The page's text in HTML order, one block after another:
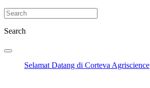
Search
Selamat Datang di Corteva Agriscience